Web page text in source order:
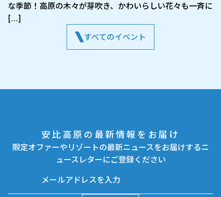
な季節！高原の木々が芽吹き、かわいらしい花々も一斉に
[…]
すべてのイベント
安比高原の最新情報をお届け
限定オファーやリゾートの最新ニュースをお届けするニ
ュースレターにご登録ください